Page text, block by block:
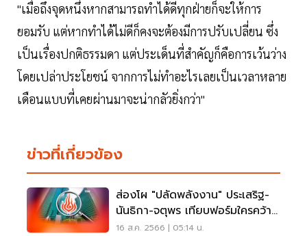
"เมื่อถึงจุดหนึ่งหากสามารถทำได้ดีทุกฝ่ายก็จะให้การ
ยอมรับ แต่หากทำได้ไม่ดีก็คงจะต้องมีการปรับเปลี่ยน ซึ่ง
เป็นเรื่องปกติธรรมดา แต่ประเด็นที่สำคัญก็คือการเว้นว่าง
โดยเปล่าประโยชน์ จากการไม่ทำอะไรเลยเป็นเวลาหลาย
เดือนแบบที่เคยผ่านมาจะน่ากลัวยิ่งกว่า"
ข่าวที่เกี่ยวข้อง
ส่องโผ "ปลัดพลังงาน" ประเสริฐ-
นันธิกา-จตุพร เทียบฟอร์มใครคว้า
เก้าอี้
16 ส.ค. 2566 | 05:14 น.